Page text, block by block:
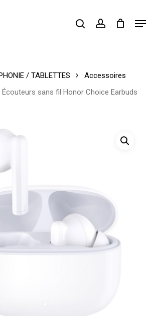
searchaccount
/ TABLETTES
Accessoires
Écouteurs sans fil Honor Choice Earbuds